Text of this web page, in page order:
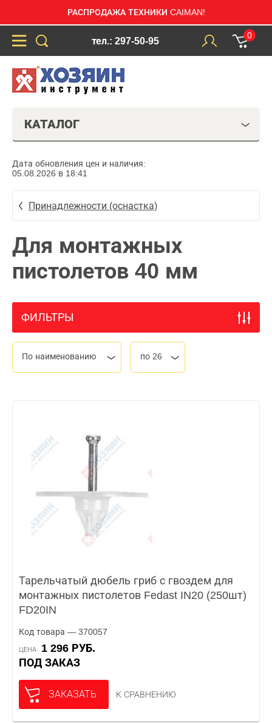
РАСПРОДАЖА ТЕХНИКИ CAIMAN!
тел.: 297-50-95
0
КАТАЛОГ
Дата обновления цен и наличия:
05.08.2026 в 18:41
Принадлежности (оснастка)
Для монтажных
пистолетов 40 мм
ФИЛЬТРЫ
По наименованию по 26
Тарельчатый дюбель гриб с гвоздем для
монтажных пистолетов Fedast IN20 (250шт)
FD20IN
Код товара — 370057
ЦЕНА
1 296 РУБ.
ПОД ЗАКАЗ
ЗАКАЗАТЬ К СРАВНЕНИЮ